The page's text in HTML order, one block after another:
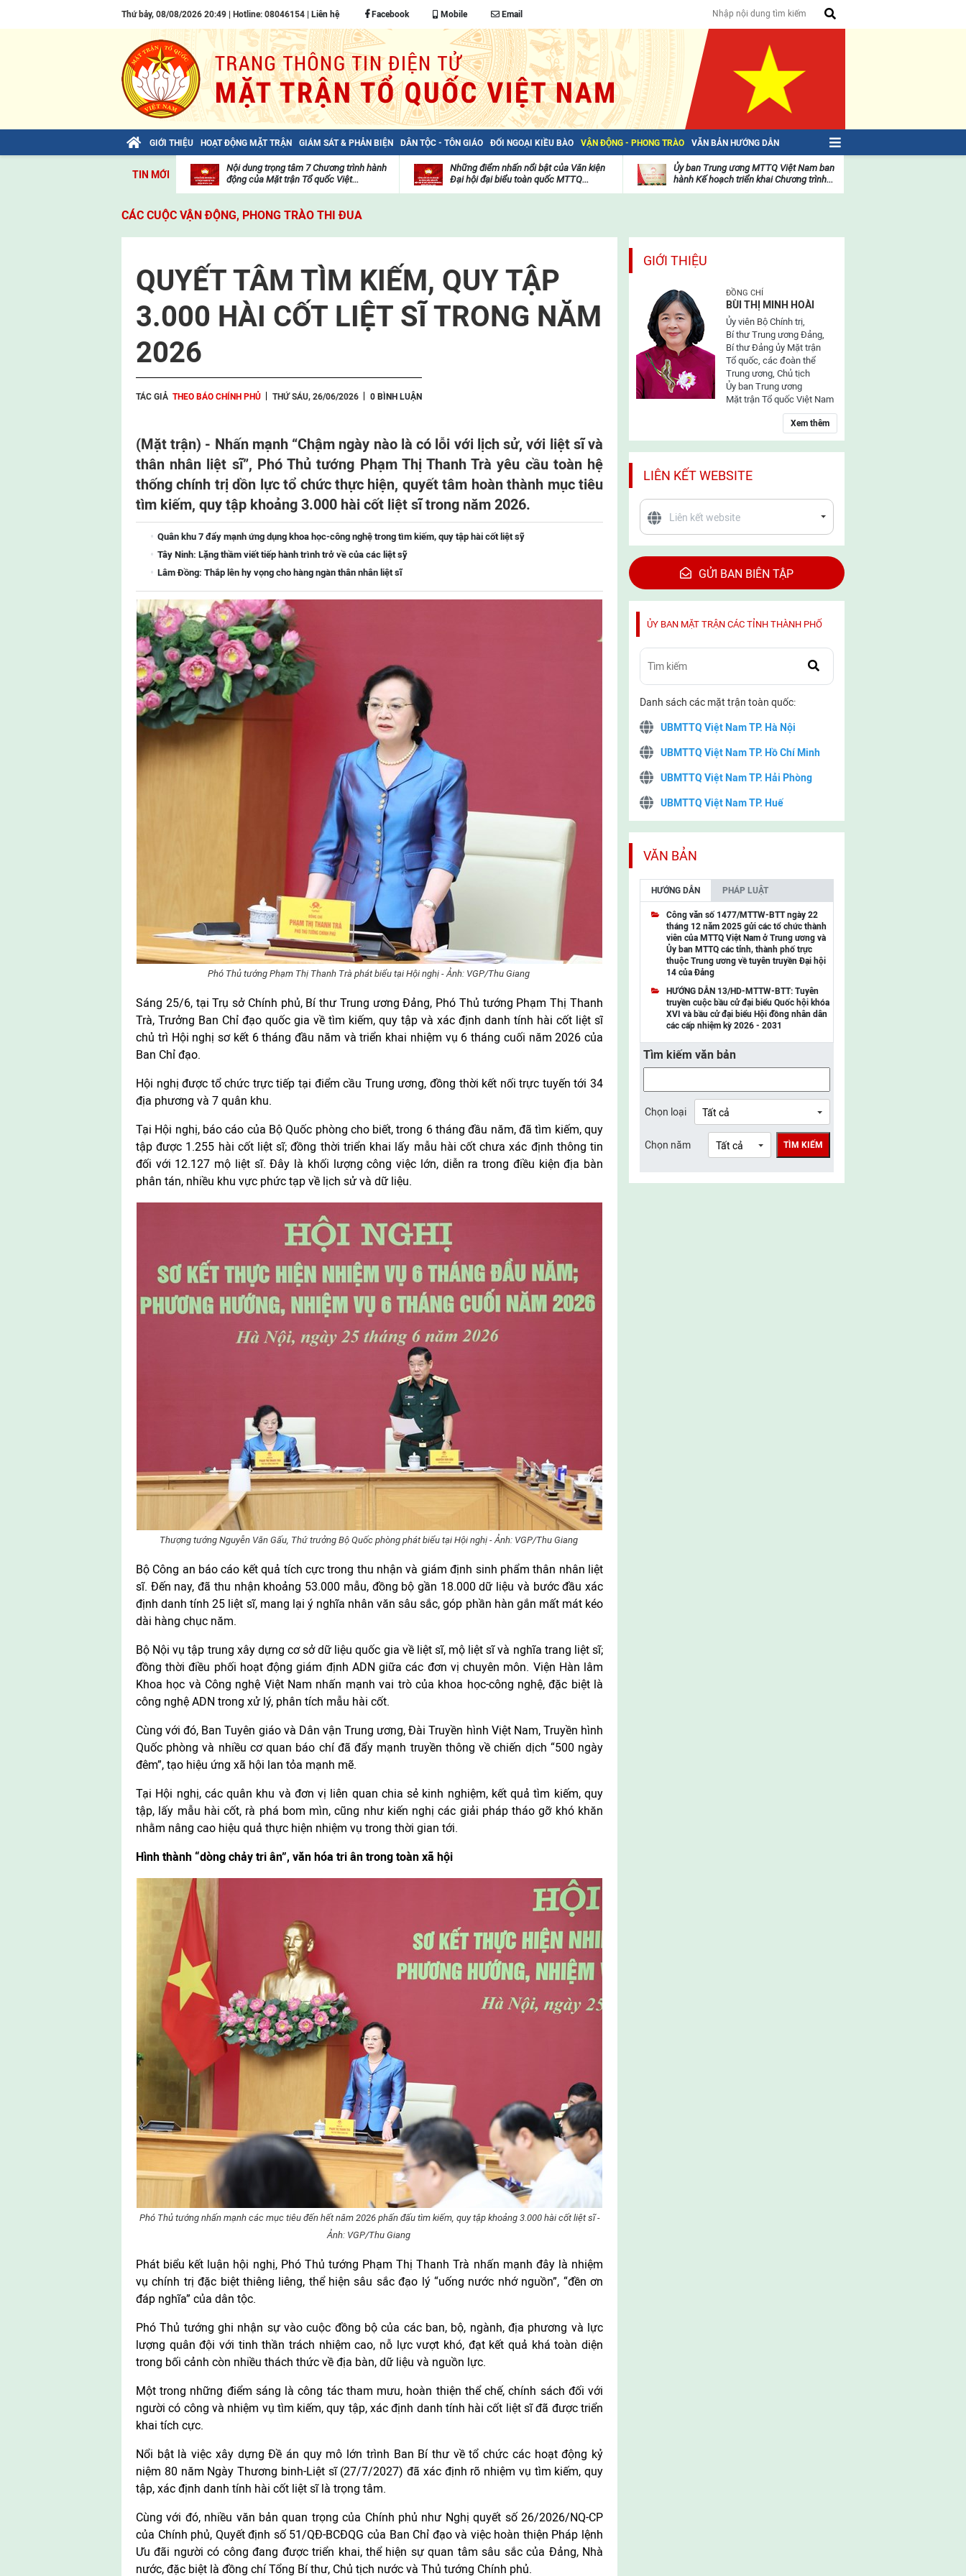
Thứ bảy, 08/08/2026 20:49 | Hotline: 08046154 | Liên hệ Facebook Mobile Email
GIỚI THIỆU HOẠT ĐỘNG MẶT TRẬN GIÁM SÁT & PHẢN BIỆN DÂN TỘC - TÔN GIÁO ĐỐI NGOẠI KIỀU BÀO VẬN ĐỘNG - PHONG TRÀO VĂN BẢN HƯỚNG DẪN
TIN MỚI
Bài viết của Tổng Bí thư Tô Lâm: TIẾN
viện
Nội dung trọng tâm 7 Chương trình hành
động của Mặt trận Tổ quốc Việt...
Những điểm nhấn nổi bật của Văn kiện
Đại hội đại biểu toàn quốc MTTQ...
mặt
trận
Ủy ban Trung ương MTTQ Việt Nam ban
hành Kế hoạch triển khai Chương trình...
CÁC CUỘC VẬN ĐỘNG, PHONG TRÀO THI ĐUA
QUYẾT TÂM TÌM KIẾM, QUY TẬP
3.000 HÀI CỐT LIỆT SĨ TRONG NĂM
2026
TÁC GIẢ THEO BÁO CHÍNH PHỦ THỨ SÁU, 26/06/2026 0 BÌNH LUẬN
(Mặt trận) - Nhấn mạnh “Chậm ngày nào là có lỗi với lịch sử, với liệt sĩ và
thân nhân liệt sĩ”, Phó Thủ tướng Phạm Thị Thanh Trà yêu cầu toàn hệ
thống chính trị dồn lực tổ chức thực hiện, quyết tâm hoàn thành mục tiêu
tìm kiếm, quy tập khoảng 3.000 hài cốt liệt sĩ trong năm 2026.
Quân khu 7 đẩy mạnh ứng dụng khoa học-công nghệ trong tìm kiếm, quy tập hài cốt liệt sỹ
Tây Ninh: Lặng thầm viết tiếp hành trình trở về của các liệt sỹ
Lâm Đồng: Thắp lên hy vọng cho hàng ngàn thân nhân liệt sĩ
Phó Thủ tướng Phạm Thị Thanh Trà phát biểu tại Hội nghị - Ảnh: VGP/Thu Giang
Sáng 25/6, tại Trụ sở Chính phủ, Bí thư Trung ương Đảng, Phó Thủ tướng Phạm Thị Thanh
Trà, Trưởng Ban Chỉ đạo quốc gia về tìm kiếm, quy tập và xác định danh tính hài cốt liệt sĩ
chủ trì Hội nghị sơ kết 6 tháng đầu năm và triển khai nhiệm vụ 6 tháng cuối năm 2026 của
Ban Chỉ đạo.
Hội nghị được tổ chức trực tiếp tại điểm cầu Trung ương, đồng thời kết nối trực tuyến tới 34
địa phương và 7 quân khu.
Tại Hội nghị, báo cáo của Bộ Quốc phòng cho biết, trong 6 tháng đầu năm, đã tìm kiếm, quy
tập được 1.255 hài cốt liệt sĩ; đồng thời triển khai lấy mẫu hài cốt chưa xác định thông tin
đối với 12.127 mộ liệt sĩ. Đây là khối lượng công việc lớn, diễn ra trong điều kiện địa bàn
phân tán, nhiều khu vực phức tạp về lịch sử và dữ liệu.
Thượng tướng Nguyễn Văn Gấu, Thứ trưởng Bộ Quốc phòng phát biểu tại Hội nghị - Ảnh: VGP/Thu Giang
Bộ Công an báo cáo kết quả tích cực trong thu nhận và giám định sinh phẩm thân nhân liệt
sĩ. Đến nay, đã thu nhận khoảng 53.000 mẫu, đồng bộ gần 18.000 dữ liệu và bước đầu xác
định danh tính 25 liệt sĩ, mang lại ý nghĩa nhân văn sâu sắc, góp phần hàn gắn mất mát kéo
dài hàng chục năm.
Bộ Nội vụ tập trung xây dựng cơ sở dữ liệu quốc gia về liệt sĩ, mộ liệt sĩ và nghĩa trang liệt sĩ;
đồng thời điều phối hoạt động giám định ADN giữa các đơn vị chuyên môn. Viện Hàn lâm
Khoa học và Công nghệ Việt Nam nhấn mạnh vai trò của khoa học-công nghệ, đặc biệt là
công nghệ ADN trong xử lý, phân tích mẫu hài cốt.
Cùng với đó, Ban Tuyên giáo và Dân vận Trung ương, Đài Truyền hình Việt Nam, Truyền hình
Quốc phòng và nhiều cơ quan báo chí đã đẩy mạnh truyền thông về chiến dịch “500 ngày
đêm”, tạo hiệu ứng xã hội lan tỏa mạnh mẽ.
Tại Hội nghị, các quân khu và đơn vị liên quan chia sẻ kinh nghiệm, kết quả tìm kiếm, quy
tập, lấy mẫu hài cốt, rà phá bom mìn, cũng như kiến nghị các giải pháp tháo gỡ khó khăn
nhằm nâng cao hiệu quả thực hiện nhiệm vụ trong thời gian tới.
Hình thành “dòng chảy tri ân”, văn hóa tri ân trong toàn xã hội
Phó Thủ tướng nhấn mạnh các mục tiêu đến hết năm 2026 phấn đấu tìm kiếm, quy tập khoảng 3.000 hài cốt liệt sĩ -
Ảnh: VGP/Thu Giang
Phát biểu kết luận hội nghị, Phó Thủ tướng Phạm Thị Thanh Trà nhấn mạnh đây là nhiệm
vụ chính trị đặc biệt thiêng liêng, thể hiện sâu sắc đạo lý “uống nước nhớ nguồn”, “đền ơn
đáp nghĩa” của dân tộc.
Phó Thủ tướng ghi nhận sự vào cuộc đồng bộ của các ban, bộ, ngành, địa phương và lực
lượng quân đội với tinh thần trách nhiệm cao, nỗ lực vượt khó, đạt kết quả khá toàn diện
trong bối cảnh còn nhiều thách thức về địa bàn, dữ liệu và nguồn lực.
Một trong những điểm sáng là công tác tham mưu, hoàn thiện thể chế, chính sách đối với
người có công và nhiệm vụ tìm kiếm, quy tập, xác định danh tính hài cốt liệt sĩ đã được triển
khai tích cực.
Nổi bật là việc xây dựng Đề án quy mô lớn trình Ban Bí thư về tổ chức các hoạt động kỷ
niệm 80 năm Ngày Thương binh-Liệt sĩ (27/7/2027) đã xác định rõ nhiệm vụ tìm kiếm, quy
tập, xác định danh tính hài cốt liệt sĩ là trọng tâm.
Cùng với đó, nhiều văn bản quan trọng của Chính phủ như Nghị quyết số 26/2026/NQ-CP
của Chính phủ, Quyết định số 51/QĐ-BCĐQG của Ban Chỉ đạo và việc hoàn thiện Pháp lệnh
Ưu đãi người có công đang được triển khai, thể hiện sự quan tâm sâu sắc của Đảng, Nhà
nước, đặc biệt là đồng chí Tổng Bí thư, Chủ tịch nước và Thủ tướng Chính phủ.
GIỚI THIỆU
ĐỒNG CHÍ
BÙI THỊ MINH HOÀI
Ủy viên Bộ Chính trị,
Bí thư Trung ương Đảng,
Bí thư Đảng ủy Mặt trận
Tổ quốc, các đoàn thể
Trung ương, Chủ tịch
Ủy ban Trung ương
Mặt trận Tổ quốc Việt Nam
Xem thêm
LIÊN KẾT WEBSITE
GỬI BAN BIÊN TẬP
ỦY BAN MẶT TRẬN CÁC TỈNH THÀNH PHỐ
Danh sách các mặt trận toàn quốc:
UBMTTQ Việt Nam TP. Hà Nội
UBMTTQ Việt Nam TP. Hồ Chí Minh
UBMTTQ Việt Nam TP. Hải Phòng
UBMTTQ Việt Nam TP. Huế
UBMTTQ Việt Nam TP. Cần Thơ
UBMTTQ Việt Nam tỉnh Quảng Ninh
UBMTTQ Việt Nam tỉnh Cao Bằng
UBMTTQ Việt Nam tỉnh Lạng Sơn
UBMTTQ Việt Nam tỉnh Lai Châu
UBMTTQ Việt Nam tỉnh Điện Biên
UBMTTQ Việt Nam tỉnh Sơn La
UBMTTQ Việt Nam tỉnh Thanh Hóa
UBMTTQ Việt Nam tỉnh Nghệ An
UBMTTQ Việt Nam tỉnh Lào Cai
UBMTTQ Việt Nam tỉnh Thái Nguyên
VĂN BẢN
HƯỚNG DẪN PHÁP LUẬT
Công văn số 1477/MTTW-BTT ngày 22
tháng 12 năm 2025 gửi các tổ chức thành
viên của MTTQ Việt Nam ở Trung ương và
Ủy ban MTTQ các tỉnh, thành phố trực
thuộc Trung ương về tuyên truyền Đại hội
14 của Đảng
HƯỚNG DẪN 13/HD-MTTW-BTT: Tuyên
truyền cuộc bầu cử đại biểu Quốc hội khóa
XVI và bầu cử đại biểu Hội đồng nhân dân
các cấp nhiệm kỳ 2026 - 2031
Tìm kiếm văn bản
Chọn loại
Chọn năm TÌM KIẾM